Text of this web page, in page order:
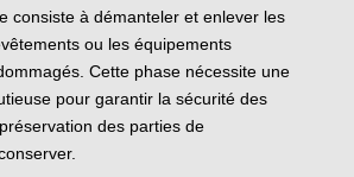
consiste à démanteler et enlever les
ou les équipements
Cette phase nécessite une
pour garantir la sécurité des
des parties de